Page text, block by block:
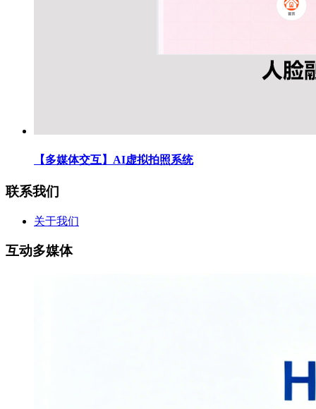
【多媒体交互】AI虚拟拍照系统
联系我们
关于我们
互动多媒体